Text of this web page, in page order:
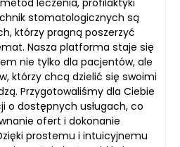
stomatologicznych są
którzy pragną poszerzyć
Nasza platforma staje się
nie tylko dla pacjentów, ale
którzy chcą dzielić się swoimi
Przygotowaliśmy dla Ciebie
o dostępnych usługach, co
ofert i dokonanie
prostemu i intuicyjnemu